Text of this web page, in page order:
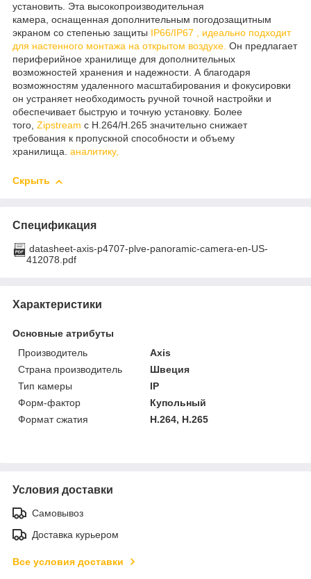
установить. Эта высокопроизводительная
камера, оснащенная дополнительным погодозащитным
экраном со степенью защиты IP66/IP67 , идеально подходит
для настенного монтажа на открытом воздухе. Он предлагает
периферийное хранилище для дополнительных
возможностей хранения и надежности. А благодаря
возможностям удаленного масштабирования и фокусировки
он устраняет необходимость ручной точной настройки и
обеспечивает быструю и точную установку. Более
того, Zipstream с H.264/H.265 значительно снижает
требования к пропускной способности и объему
хранилища. аналитику,
Скрыть
Спецификация
datasheet-axis-p4707-plve-panoramic-camera-en-US-
412078.pdf
Характеристики
Основные атрибуты
Производитель
Axis
Страна производитель
Швеция
Тип камеры
IP
Форм-фактор
Купольный
Формат сжатия
H.264, H.265
Условия доставки
Самовывоз
Доставка курьером
Все условия доставки